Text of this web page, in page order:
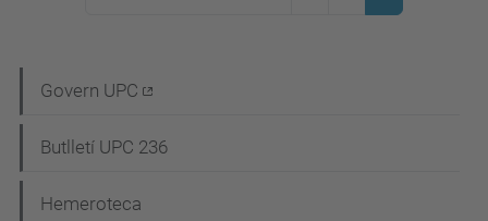
a
v
Govern UPC
Butlletí UPC 236
Hemeroteca